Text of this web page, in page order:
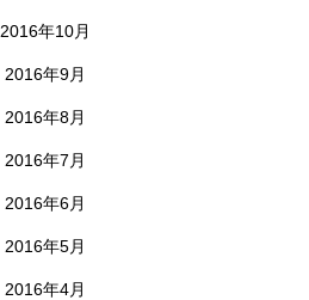
2016年10月
2016年9月
2016年8月
2016年7月
2016年6月
2016年5月
2016年4月